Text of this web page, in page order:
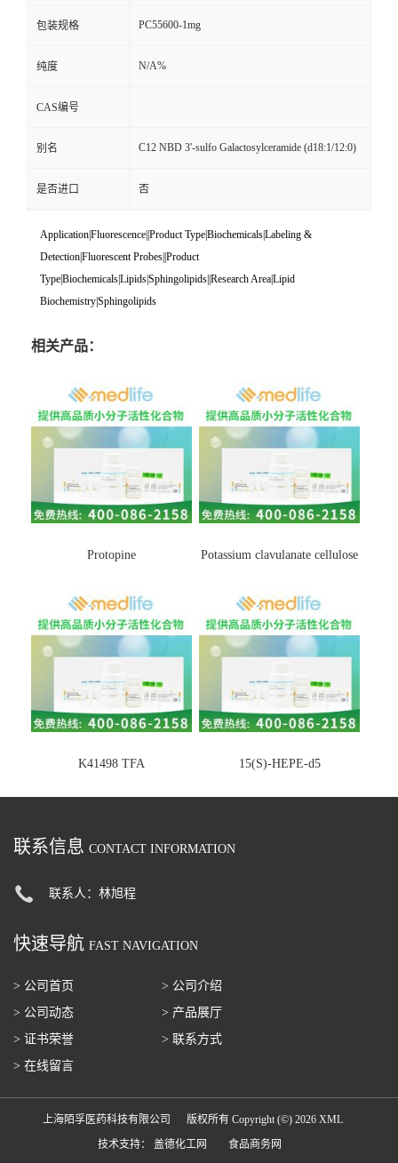
包装规格 PC55600-1mg
纯度 N/A%
CAS编号
别名 C12 NBD 3'-sulfo Galactosylceramide (d18:1/12:0)
是否进口 否
Application|Fluorescence||Product Type|Biochemicals|Labeling &
Detection|Fluorescent Probes||Product
Type|Biochemicals|Lipids|Sphingolipids||Research Area|Lipid
Biochemistry|Sphingolipids
相关产品：
Protopine Potassium clavulanate cellulose
K41498 TFA 15(S)-HEPE-d5
联系信息 CONTACT INFORMATION
联系人：林旭程
快速导航 FAST NAVIGATION
> 公司首页
> 公司介绍
> 公司动态
> 产品展厅
> 证书荣誉
> 联系方式
> 在线留言
上海陌孚医药科技有限公司 版权所有 Copyright (©) 2026 XML
技术支持： 盖德化工网 食品商务网